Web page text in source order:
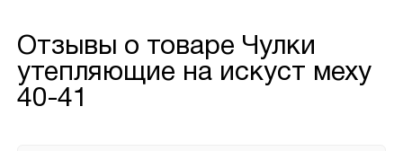
Отзывы о товаре Чулки
утепляющие на искуст меху
40-41